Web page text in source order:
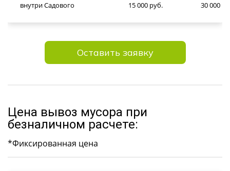
внутри Садового
15 000 руб. 30 000
Оставить заявку
Цена вывоз мусора при
безналичном расчете:
*Фиксированная цена